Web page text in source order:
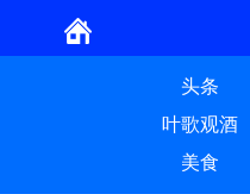
头条
叶歌观酒
美食